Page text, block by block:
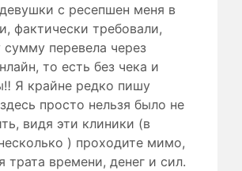
с ресепшен меня в
фактически требовали,
сумму перевела через
то есть без чека и
Я крайне редко пишу
просто нельзя было не
видя эти клиники (в
) проходите мимо,
трата времени, денег и сил.